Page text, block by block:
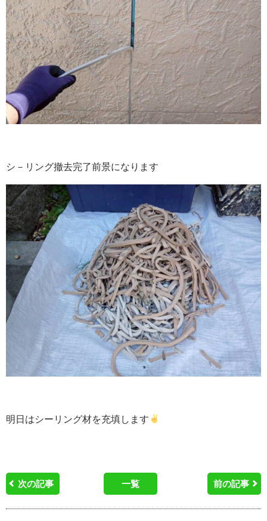
シ－リング撤去完了前景になります
明日はシーリング材を充填します
次の記事 一覧 前の記事